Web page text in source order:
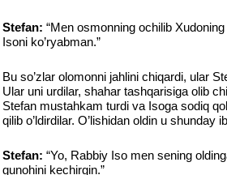
Stefan: “Men osmonning ochilib Xudoning
Isoni ko’ryabman.”
Bu so’zlar olomonni jahlini chiqardi, ular
Ular uni urdilar, shahar tashqarisiga olib
Stefan mustahkam turdi va Isoga sodiq
qilib o’ldirdilar. O’lishidan oldin u shunday
Stefan: “Yo, Rabbiy Iso men sening
gunohini kechirgin.”